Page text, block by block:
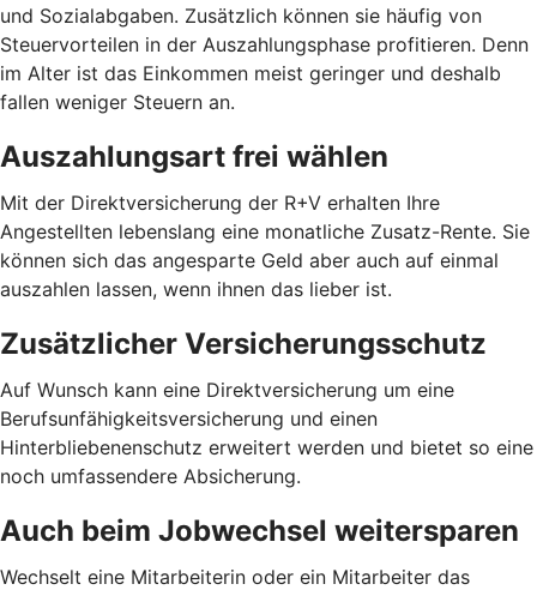
und Sozialabgaben. Zusätzlich können sie häufig von
Steuervorteilen in der Auszahlungsphase profitieren. Denn
im Alter ist das Einkommen meist geringer und deshalb
fallen weniger Steuern an.
Auszahlungsart frei wählen
Mit der Direktversicherung der R+V erhalten Ihre
Angestellten lebenslang eine monatliche Zusatz-Rente. Sie
können sich das angesparte Geld aber auch auf einmal
auszahlen lassen, wenn ihnen das lieber ist.
Zusätzlicher Versicherungsschutz
Auf Wunsch kann eine Direktversicherung um eine
Berufsunfähigkeitsversicherung und einen
Hinterbliebenenschutz erweitert werden und bietet so eine
noch umfassendere Absicherung.
Auch beim Jobwechsel weitersparen
Wechselt eine Mitarbeiterin oder ein Mitarbeiter das